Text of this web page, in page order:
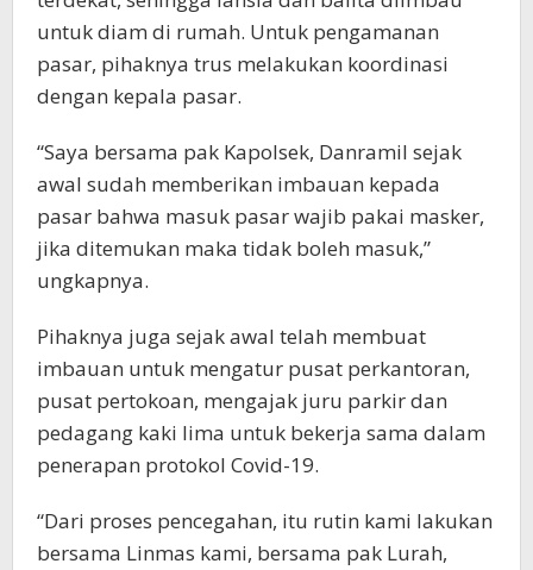
untuk diam di rumah. Untuk pengamanan
pasar, pihaknya trus melakukan koordinasi
dengan kepala pasar.
“Saya bersama pak Kapolsek, Danramil sejak
awal sudah memberikan imbauan kepada
pasar bahwa masuk pasar wajib pakai masker,
jika ditemukan maka tidak boleh masuk,”
ungkapnya.
Pihaknya juga sejak awal telah membuat
imbauan untuk mengatur pusat perkantoran,
pusat pertokoan, mengajak juru parkir dan
pedagang kaki lima untuk bekerja sama dalam
penerapan protokol Covid-19.
“Dari proses pencegahan, itu rutin kami lakukan
bersama Linmas kami, bersama pak Lurah,